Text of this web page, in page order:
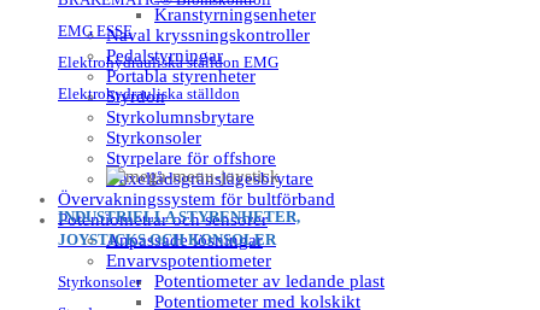
Kranstyrningsenheter
Naval kryssningskontroller
Pedalstyrningar
Portabla styrenheter
Styrdon
Styrkolumnsbrytare
Styrkonsoler
Styrpelare för offshore
Växellådsgränslägesbrytare
Övervakningssystem för bultförband
Potentiometrar och sensorer
Anpassade lösningar
Envarvspotentiometer
Potentiometer av ledande plast
Potentiometer med kolskikt
EMG ESSE
Elektrohydrauliska ställdon EMG
Elektrohydrauliska ställdon
INDUSTRIELLA STYRENHETER,
JOYSTICKS OCH KONSOLER
Styrkonsoler